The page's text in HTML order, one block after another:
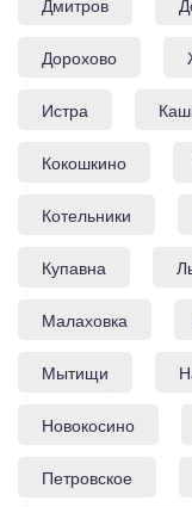
Дмитров
Дорохово
Истра
Кокошкино
Котельники
Купавна
Малаховка
Мытищи
Новокосино
Петровское